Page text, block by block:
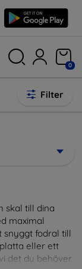
0
Filter
skal till dina
maximal
snyggt fodral till
eller ett
det du behöver.